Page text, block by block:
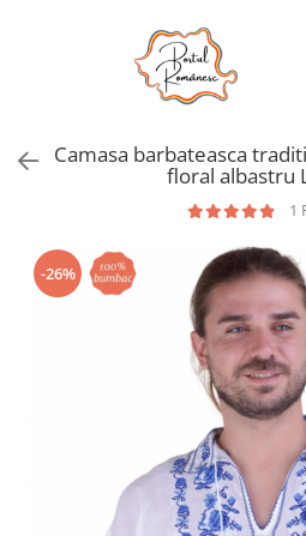
Pijamale Dama Marimi Mari
Pijamale Fetite
Imbracaminte copii
Imbracaminte Baieti
Camasa barbateasca
floral albastru
1
-26%